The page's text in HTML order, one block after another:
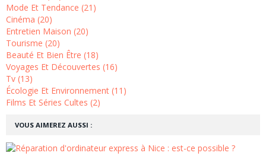
VOUS AIMEREZ AUSSI :
Mode Et Tendance (21)
Cinéma (20)
Entretien Maison (20)
Tourisme (20)
Beauté Et Bien Être (18)
Voyages Et Découvertes (16)
Tv (13)
Écologie Et Environnement (11)
Films Et Séries Cultes (2)